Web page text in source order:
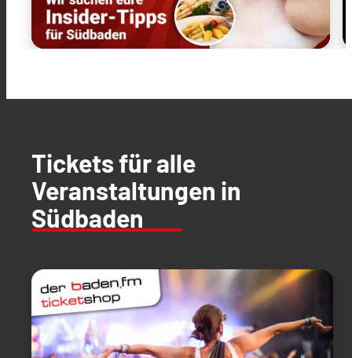
Tickets für alle
Veranstaltungen in
Südbaden